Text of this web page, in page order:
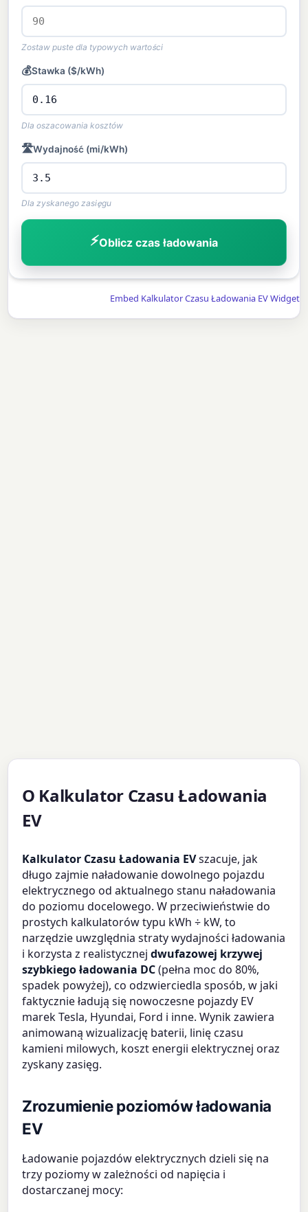
Zostaw puste dla typowych wartości
💰Stawka ($/kWh)
Dla oszacowania kosztów
🛣️Wydajność (mi/kWh)
Dla zyskanego zasięgu
⚡Oblicz czas ładowania
Embed Kalkulator Czasu Ładowania EV Widget
O Kalkulator Czasu Ładowania
EV
Kalkulator Czasu Ładowania EVszacuje, jak
długo zajmie naładowanie dowolnego pojazdu
elektrycznego od aktualnego stanu naładowania
do poziomu docelowego. W przeciwieństwie do
prostych kalkulatorów typu kWh ÷ kW, to
narzędzie uwzględnia straty wydajności ładowania
i korzysta z realistycznejdwufazowej krzywej
szybkiego ładowania DC(pełna moc do 80%,
spadek powyżej), co odzwierciedla sposób, w jaki
faktycznie ładują się nowoczesne pojazdy EV
marek Tesla, Hyundai, Ford i inne. Wynik zawiera
animowaną wizualizację baterii, linię czasu
kamieni milowych, koszt energii elektrycznej oraz
zyskany zasięg.
Zrozumienie poziomów ładowania
EV
Ładowanie pojazdów elektrycznych dzieli się na
trzy poziomy w zależności od napięcia i
dostarczanej mocy: